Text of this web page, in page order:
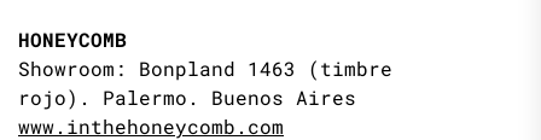
HONEYCOMB
Showroom: Bonpland 1463 (timbre
rojo). Palermo. Buenos Aires
www.inthehoneycomb.com